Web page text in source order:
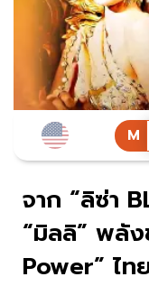
จาก “ลิซ่า
“มิลลิ” พลั
Power” ไท